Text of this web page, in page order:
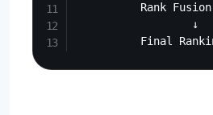
Rank Fusion
                  ↓